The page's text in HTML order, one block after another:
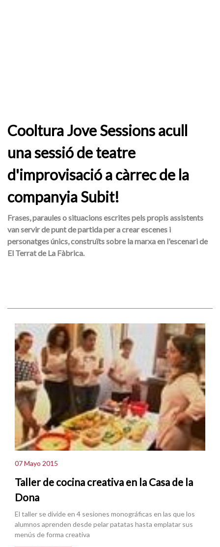
Cooltura Jove Sessions acull
una sessió de teatre
d'improvisació a càrrec de la
companyia Subit!
Frases, paraules o situacions escrites pels propis assistents
van servir de punt de partida per a crear escenes i
personatges únics, construïts sobre la marxa en l'escenari de
El Terrat de La Fàbrica.
07 Mayo 2015
Taller de cocina creativa en la Casa de la
Dona
El taller se divide en 4 sesiones monográficas en las que los
alumnos aprenden desde pelar patatas hasta emplatar sus
menús de forma creativa